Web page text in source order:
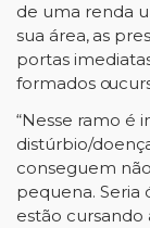
de uma renda
sua área, as
portas
formados ou
“Nesse ramo é
distúrbio/
conseguem
pequena. Seria
estão cursando